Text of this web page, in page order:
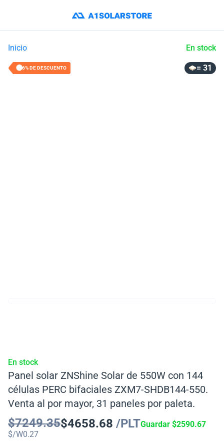
Inicio En stock
36% DE DESCUENTO = 31
En stock
Panel solar ZNShine Solar de 550W con 144
células PERC bifaciales ZXM7-SHDB144-550.
Venta al por mayor, 31 paneles por paleta.
$7249.35$4658.68 /PLTGuardar $2590.67
$/W0.27